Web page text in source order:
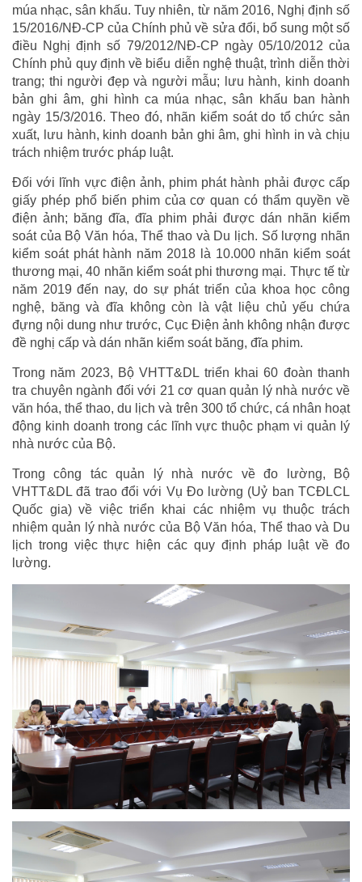
múa nhạc, sân khấu. Tuy nhiên, từ năm 2016, Nghị định số
15/2016/NĐ-CP của Chính phủ về sửa đổi, bổ sung một số
điều Nghị định số 79/2012/NĐ-CP ngày 05/10/2012 của
Chính phủ quy định về biểu diễn nghệ thuật, trình diễn thời
trang; thi người đẹp và người mẫu; lưu hành, kinh doanh
bản ghi âm, ghi hình ca múa nhạc, sân khấu ban hành
ngày 15/3/2016. Theo đó, nhãn kiểm soát do tổ chức sản
xuất, lưu hành, kinh doanh bản ghi âm, ghi hình in và chịu
trách nhiệm trước pháp luật.
Đối với lĩnh vực điện ảnh, phim phát hành phải được cấp
giấy phép phổ biến phim của cơ quan có thẩm quyền về
điện ảnh; băng đĩa, đĩa phim phải được dán nhãn kiểm
soát của Bộ Văn hóa, Thể thao và Du lịch. Số lượng nhãn
kiểm soát phát hành năm 2018 là 10.000 nhãn kiểm soát
thương mại, 40 nhãn kiểm soát phi thương mại. Thực tế từ
năm 2019 đến nay, do sự phát triển của khoa học công
nghệ, băng và đĩa không còn là vật liệu chủ yếu chứa
đựng nội dung như trước, Cục Điện ảnh không nhận được
đề nghị cấp và dán nhãn kiểm soát băng, đĩa phim.
Trong năm 2023, Bộ VHTT&DL triển khai 60 đoàn thanh
tra chuyên ngành đối với 21 cơ quan quản lý nhà nước về
văn hóa, thể thao, du lịch và trên 300 tổ chức, cá nhân hoạt
động kinh doanh trong các lĩnh vực thuộc phạm vi quản lý
nhà nước của Bộ.
Trong công tác quản lý nhà nước về đo lường, Bộ
VHTT&DL đã trao đổi với Vụ Đo lường (Uỷ ban TCĐLCL
Quốc gia) về việc triển khai các nhiệm vụ thuộc trách
nhiệm quản lý nhà nước của Bộ Văn hóa, Thể thao và Du
lịch trong việc thực hiện các quy định pháp luật về đo
lường.